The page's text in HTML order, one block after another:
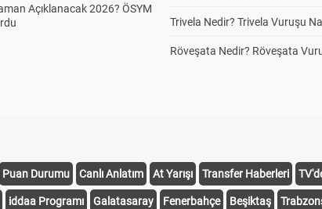
Açıklanacak 2026? ÖSYM
Trivela Nedir? Trivela Vuruşu
Röveşata Nedir? Röveşata
Puan Durumu Canlı Anlatım At Yarışı Transfer Haberleri
iddaa Programı Galatasaray Fenerbahçe Beşiktaş